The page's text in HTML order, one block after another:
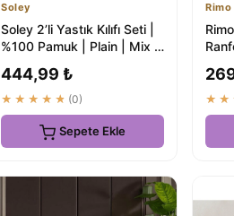
Soley
Soley 2’li Yastık Kılıfı Seti |
%100 Pamuk | Plain | Mix &
444,99 ₺
★★★★★ (0)
Sepete Ekle
Rimo